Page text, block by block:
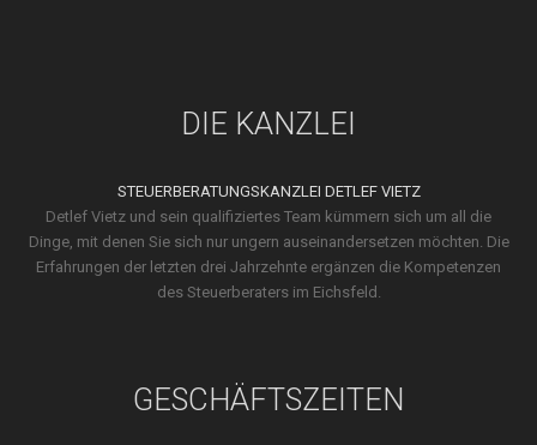
DIE KANZLEI
STEUERBERATUNGSKANZLEI DETLEF VIETZ
Detlef Vietz und sein qualifi­ziertes Team kümmern sich um all die
Dinge, mit denen Sie sich nur ungern ausein­ander­setzen möchten. Die
Erfah­run­gen der letzten drei Jahr­zehnte ergänzen die Kompe­tenzen
des Steuer­beraters im Eichsfeld.
GESCHÄFTSZEITEN